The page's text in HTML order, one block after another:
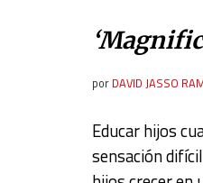
por DAVID JASSO
Educar hijos
sensación